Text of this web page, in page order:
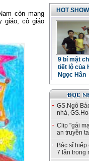
còn mang
giáo, cô giáo
HOT
9 bí mật
tiết lộ của
Ngọc Hân
GS.Ngô
nhà,
Clip "gái
an truyền
Bác sĩ
7 lần trong